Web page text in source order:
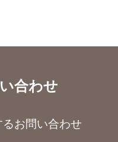
合わせ
お問い合わせ